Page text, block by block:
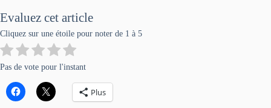
Evaluez cet article
Cliquez sur une étoile pour noter de 1 à 5
Pas de vote pour l'instant
Plus